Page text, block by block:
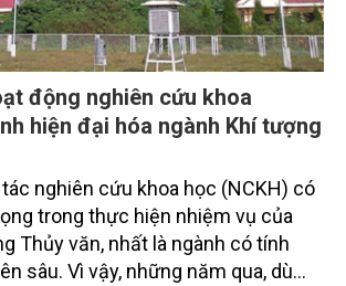
động nghiên cứu khoa
hiện đại hóa ngành Khí tượng
nghiên cứu khoa học (NCKH) có
trong thực hiện nhiệm vụ của
Thủy văn, nhất là ngành có tính
sâu. Vì vậy, những năm qua, dù